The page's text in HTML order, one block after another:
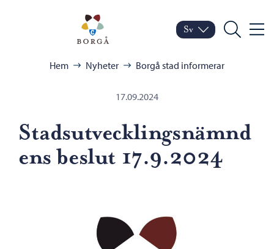
Porvoo – Gå till
Byt språk
Nuvarande språk:
Sv
Sök Meny
Bläddra:Hem Nyheter Borgå stad informerar
17.09.2024
Stadsutvecklingsnämnd
ens beslut 17.9.2024